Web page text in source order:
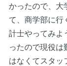
かったので、大
て、商学部に行
計士やってみよ
ったので現役は
はなくてスタッ